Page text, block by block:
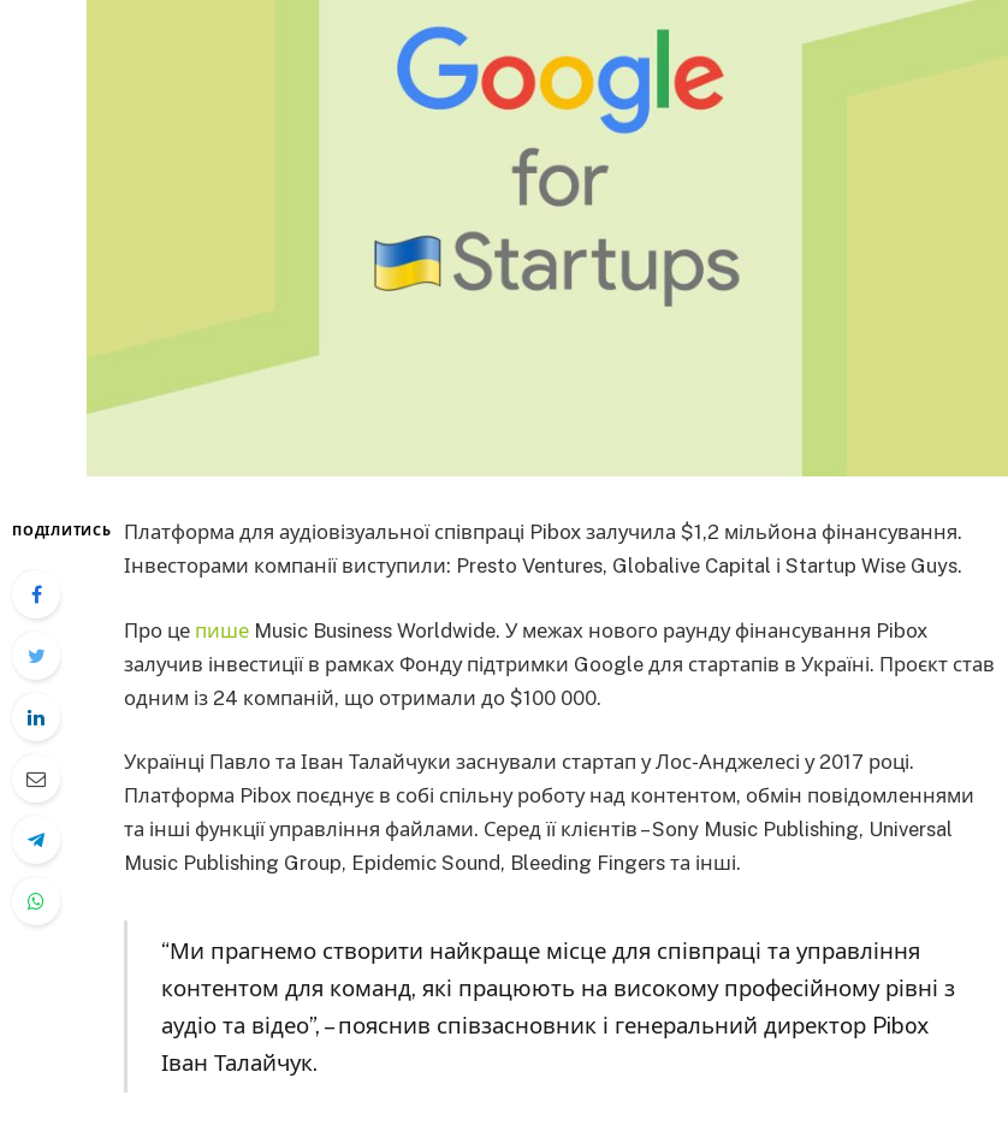
ПОДІЛИТИСЬ
Платформа для аудіовізуальної співпраці Pibox залучила $1,2 мільйона фінансування.
Інвесторами компанії виступили: Presto Ventures, Globalive Capital і Startup Wise Guys.
Про це пише Music Business Worldwide. У межах нового раунду фінансування Pibox
залучив інвестиції в рамках Фонду підтримки Google для стартапів в Україні. Проєкт став
одним із 24 компаній, що отримали до $100 000.
Українці Павло та Іван Талайчуки заснували стартап у Лос-Анджелесі у 2017 році.
Платформа Pibox поєднує в собі спільну роботу над контентом, обмін повідомленнями
та інші функції управління файлами. Серед її клієнтів – Sony Music Publishing, Universal
Music Publishing Group, Epidemic Sound, Bleeding Fingers та інші.
“Ми прагнемо створити найкраще місце для співпраці та управління
контентом для команд, які працюють на високому професійному рівні з
аудіо та відео”, – пояснив співзасновник і генеральний директор Pibox
Іван Талайчук.